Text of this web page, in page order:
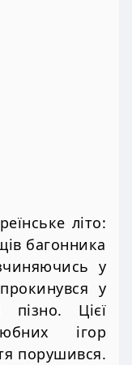
літо:
багонника
у
у
пізно. Цієї
ігор
порушився.